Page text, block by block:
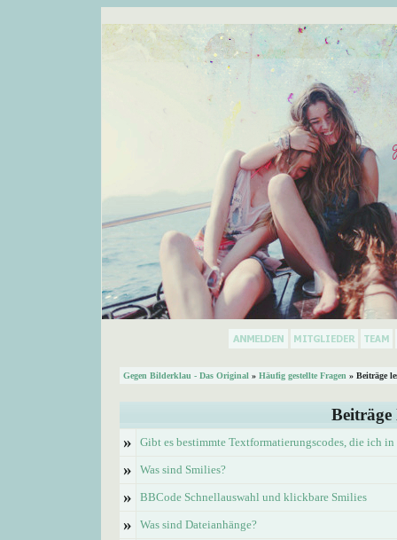
Gegen Bilderklau - Das Original » Häufig gestellte Fragen » Beiträge
Beiträge
»
Gibt es bestimmte Textformatierungscodes, die ich
» Was sind Smilies?
» BBCode Schnellauswahl und klickbare Smilies
» Was sind Dateianhänge?